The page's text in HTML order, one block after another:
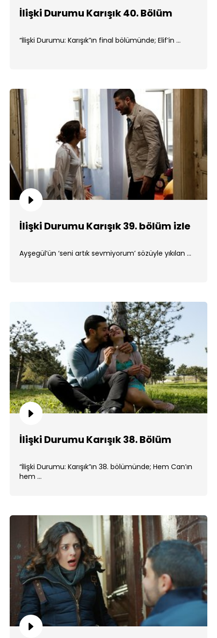
İlişki Durumu Karışık 40. Bölüm
“İlişki Durumu: Karışık”ın final bölümünde; Elif’in ...
İlişki Durumu Karışık 39. bölüm izle
Ayşegül’ün ‘seni artık sevmiyorum’ sözüyle yıkılan ...
İlişki Durumu Karışık 38. Bölüm
“İlişki Durumu: Karışık”ın 38. bölümünde; Hem Can’ın
hem ...